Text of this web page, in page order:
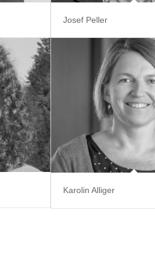
Josef Peller
Karolin Alliger